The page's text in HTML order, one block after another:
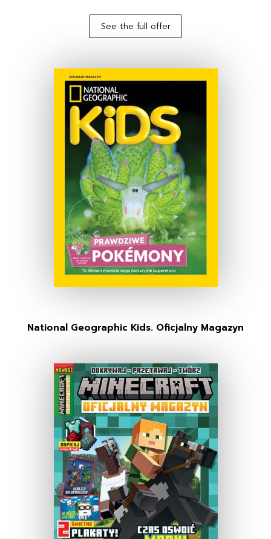
See the full offer
National Geographic Kids. Oficjalny Magazyn